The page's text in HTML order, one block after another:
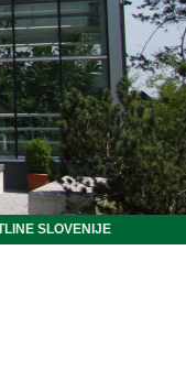
SLOVENIJE